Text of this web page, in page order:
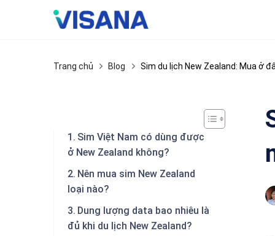
Trang chủ Blog Sim du lịch New Zealand: Mua ở
Sim Việt Nam có dùng được
ở New Zealand không?
Nên mua sim New Zealand
loại nào?
Dung lượng data bao nhiêu là
đủ khi du lịch New Zealand?